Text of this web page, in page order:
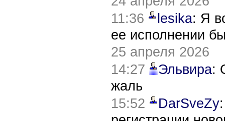
11:36
lesika: Я
ее исполнении
25 апреля 2026
14:27
Эльвира:
жаль
15:52
DarSveZy